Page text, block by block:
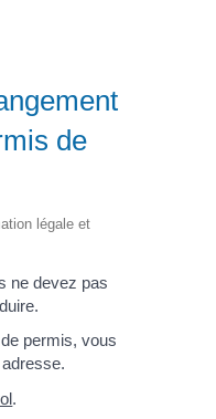
de
légale et
ne devez pas
permis, vous
.